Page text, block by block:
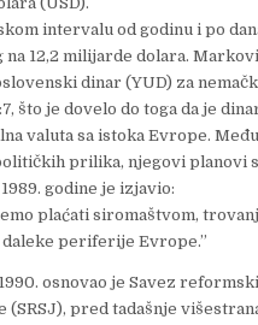
intervalu od godinu i po
na 12,2 milijarde dolara.
dinar (YUD) za
što je dovelo do toga da je
valuta sa istoka Evrope.
prilika, njegovi planovi
godine je izjavio:
plaćati siromaštvom,
periferije Evrope.”
osnovao je Savez
(SRSJ), pred tadašnje